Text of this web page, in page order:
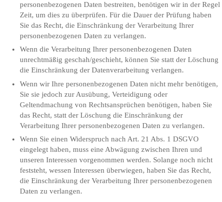
personenbezogenen Daten bestreiten, benötigen wir in der Regel
Zeit, um dies zu überprüfen. Für die Dauer der Prüfung haben
Sie das Recht, die Einschränkung der Verarbeitung Ihrer
personenbezogenen Daten zu verlangen.
Wenn die Verarbeitung Ihrer personenbezogenen Daten
unrechtmäßig geschah/geschieht, können Sie statt der Löschung
die Einschränkung der Datenverarbeitung verlangen.
Wenn wir Ihre personenbezogenen Daten nicht mehr benötigen,
Sie sie jedoch zur Ausübung, Verteidigung oder
Geltendmachung von Rechtsansprüchen benötigen, haben Sie
das Recht, statt der Löschung die Einschränkung der
Verarbeitung Ihrer personenbezogenen Daten zu verlangen.
Wenn Sie einen Widerspruch nach Art. 21 Abs. 1 DSGVO
eingelegt haben, muss eine Abwägung zwischen Ihren und
unseren Interessen vorgenommen werden. Solange noch nicht
feststeht, wessen Interessen überwiegen, haben Sie das Recht,
die Einschränkung der Verarbeitung Ihrer personenbezogenen
Daten zu verlangen.